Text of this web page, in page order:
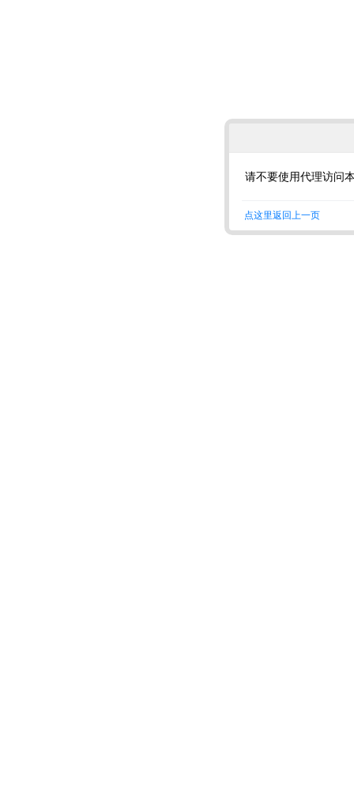
请不要使用代理访问
点这里返回上一页